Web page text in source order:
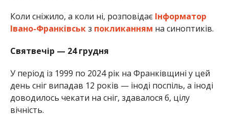
Коли сніжило, а коли ні, розповідає Інформатор
Івано-Франківськз покликанням на синоптиків.
Святвечір — 24 грудня
У період із 1999 по 2024 рік на Франківщині у цей
день сніг випадав 12 років — іноді поспіль, а іноді
доводилось чекати на сніг, здавалося б, цілу
вічність.